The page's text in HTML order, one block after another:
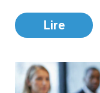
Lire